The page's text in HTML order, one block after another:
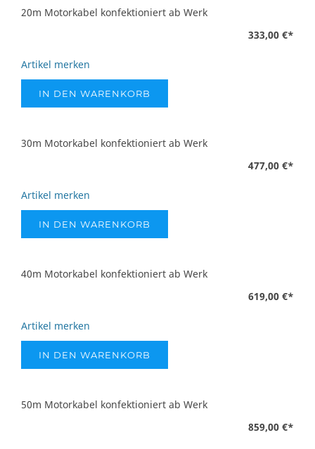
20m Motorkabel konfektioniert ab Werk
333,00 €*
Artikel merken
IN DEN WARENKORB
30m Motorkabel konfektioniert ab Werk
477,00 €*
Artikel merken
IN DEN WARENKORB
40m Motorkabel konfektioniert ab Werk
619,00 €*
Artikel merken
IN DEN WARENKORB
50m Motorkabel konfektioniert ab Werk
859,00 €*